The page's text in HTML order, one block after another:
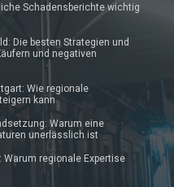
Schadensberichte wichtig
Die besten Strategien und
und negativen
Wie regionale
kann
Warum eine
unerlässlich ist
regionale Expertise